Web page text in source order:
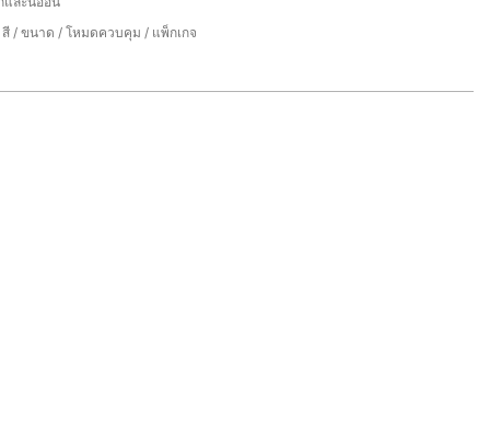
/ ขนาด / โหมดควบคุม / แพ็กเกจ